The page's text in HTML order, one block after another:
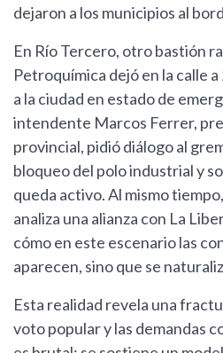
dejaron a los municipios al
En Río Tercero, otro bastión
Petroquímica dejó en la calle
a la ciudad en estado de
intendente Marcos Ferrer,
provincial, pidió diálogo al
bloqueo del polo industrial y
queda activo. Al mismo
analiza una alianza con La
cómo en este escenario las
aparecen, sino que se
Esta realidad revela una
voto popular y las demandas